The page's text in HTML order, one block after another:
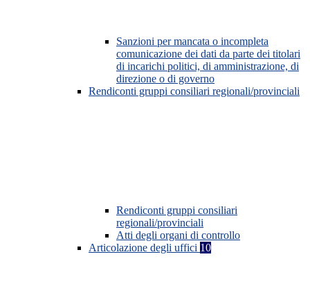
Sanzioni per mancata o incompleta
comunicazione dei dati da parte dei titolari
di incarichi politici, di amministrazione, di
direzione o di governo
Rendiconti gruppi consiliari regionali/provinciali
Rendiconti gruppi consiliari
regionali/provinciali
Atti degli organi di controllo
Articolazione degli uffici 10